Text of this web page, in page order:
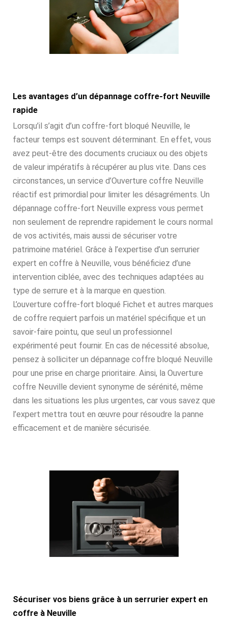
Les avantages d’un dépannage coffre-fort Neuville
rapide
Lorsqu’il s’agit d’un coffre-fort bloqué Neuville, le
facteur temps est souvent déterminant. En effet, vous
avez peut-être des documents cruciaux ou des objets
de valeur impératifs à récupérer au plus vite. Dans ces
circonstances, un service d’Ouverture coffre Neuville
réactif est primordial pour limiter les désagréments. Un
dépannage coffre-fort Neuville express vous permet
non seulement de reprendre rapidement le cours normal
de vos activités, mais aussi de sécuriser votre
patrimoine matériel. Grâce à l’expertise d’un serrurier
expert en coffre à Neuville, vous bénéficiez d’une
intervention ciblée, avec des techniques adaptées au
type de serrure et à la marque en question.
L’ouverture coffre-fort bloqué Fichet et autres marques
de coffre requiert parfois un matériel spécifique et un
savoir-faire pointu, que seul un professionnel
expérimenté peut fournir. En cas de nécessité absolue,
pensez à solliciter un dépannage coffre bloqué Neuville
pour une prise en charge prioritaire. Ainsi, la Ouverture
coffre Neuville devient synonyme de sérénité, même
dans les situations les plus urgentes, car vous savez que
l’expert mettra tout en œuvre pour résoudre la panne
efficacement et de manière sécurisée.
Sécuriser vos biens grâce à un serrurier expert en
coffre à Neuville